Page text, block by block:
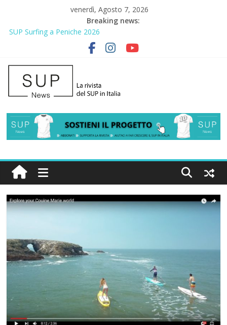
venerdì, Agosto 7, 2026
Breaking news:
SUP Surfing a Peniche 2026
AirSUP a Gallico: prima storica gara per Reggio Calabria
Gallico Paddle Fest 2026: sul lungomare di Gallico torna la festa
del SUP
Porto Selvaggio, a lezione di soccorso con la giornata della
prevenzione
2° Urban Sup Trophy: la regata solidale per lo IOR